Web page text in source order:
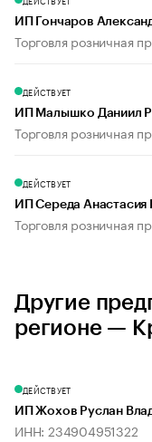
ИП Гончаров
Торговля розничная
ДЕЙСТВУЕТ
ИП Малышко Даниил
Торговля розничная
ДЕЙСТВУЕТ
ИП Середа Анастасия
Торговля розничная
Другие
регионе —
ДЕЙСТВУЕТ
ИП Жохов Руслан
ИНН: 234904951322